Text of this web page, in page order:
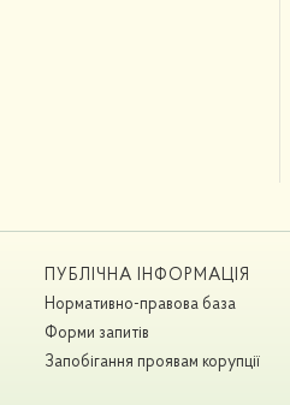
ПУБЛІЧНА ІНФОРМАЦІЯ
Нормативно-правова база
Форми запитів
Запобігання проявам корупції